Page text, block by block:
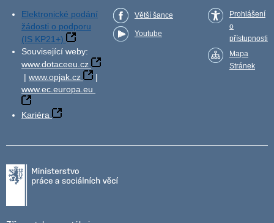
Elektronické podání
žádosti o podporu
(IS KP21+)
Související weby:
www.dotaceeu.cz
| www.opjak.cz
|
www.ec.europa.eu
Kariéra
Větší šance
Youtube
Prohlášení
o
přístupnosti
Mapa
Stránek